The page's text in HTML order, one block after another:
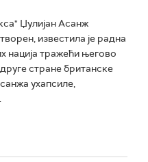
Џулијан Асанж
известила је радна
нација тражећи његово
стране британске
ухапсиле,